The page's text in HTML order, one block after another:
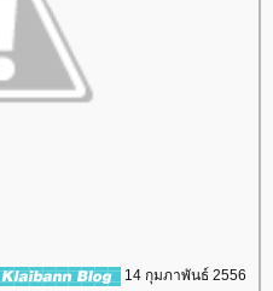
14 กุมภาพันธ์ 2556